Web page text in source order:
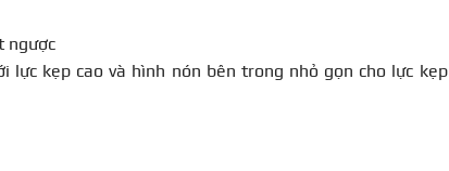
ngược
kẹp cao và hình nón bên trong nhỏ gọn cho lực kẹp